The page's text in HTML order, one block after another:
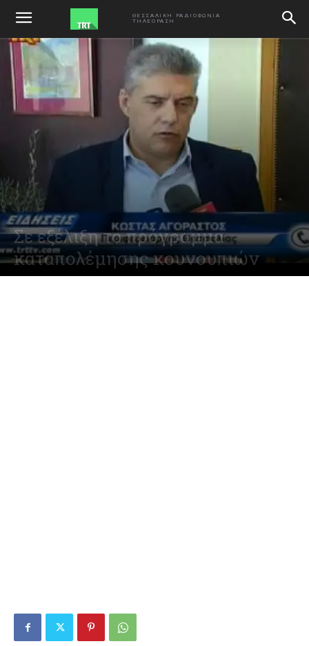
ΘΕΣΣΑΛΙΚΗ ΡΑΔΙΟΦΩΝΙΑ
ΤΗΛΕΟΡΑΣΗ
ΑΡΧΙΚΗ
Σε εξέλιξη το πρόγραμμα
καταπολέμησης κουνουπιών
June 2, 2015